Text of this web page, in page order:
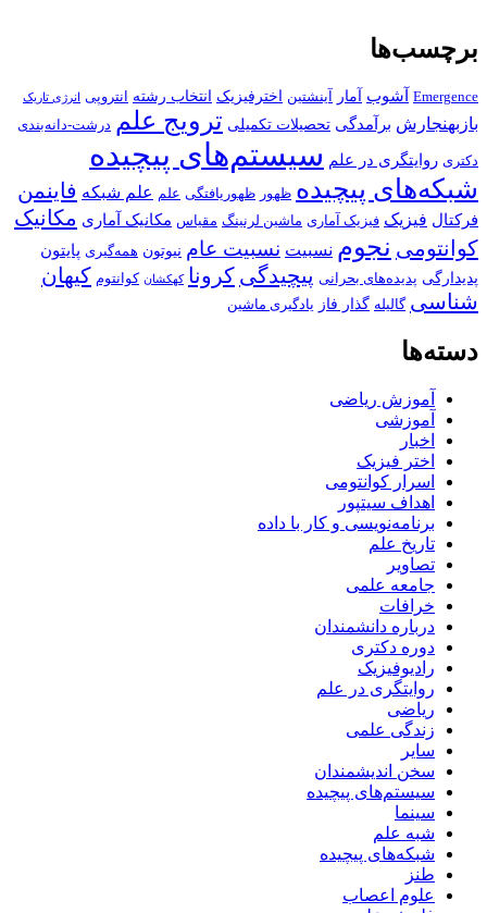
برچسب‌ها
Emergence آشوب آمار آینشتین اخترفیزیک انتخاب رشته انتروپی انرژی تاریک
بازبهنجارش برآمدگی تحصیلات تکمیلی ترویج علم درشت-دانه‌بندی
دکتری روایتگری در علم سیستم‌های پیچیده
شبکه‌های پیچیده ظهور ظهوریافتگی علم علم شبکه فاینمن
فرکتال فیزیک فیزیک آماری ماشین لرنینگ مقیاس مکانیک آماری مکانیک
کوانتومی نجوم نسبیت نسبیت عام نیوتون همه‌گیری پایتون
پدیدارگی پدیده‌های بحرانی پیچیدگی کرونا کهکشان کوانتوم کیهان
شناسی گالیله گذار فاز یادگیری ماشین
دسته‌ها
آموزش ریاضی
آموزشی
اخبار
اختر فیزیک
اسرار کوانتومی
اهداف سیتپور
برنامه‌نویسی و کار با داده
تاریخ علم
تصاویر
جامعه علمی
خرافات
درباره دانشمندان
دوره دکتری
رادیوفیزیک
روایتگری در علم
ریاضی
زندگی علمی
سایر
سخن اندیشمندان
سیستم‌های پیچیده
سینما
شبه علم
شبکه‌های پیچیده
طنز
علوم اعصاب